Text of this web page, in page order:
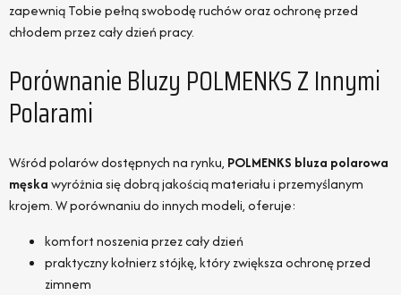
zapewnią Tobie pełną swobodę ruchów oraz ochronę przed
chłodem przez cały dzień pracy.
Porównanie Bluzy POLMENKS Z Innymi
Polarami
Wśród polarów dostępnych na rynku, POLMENKS bluza polarowa
męskawyróżnia się dobrą jakością materiału i przemyślanym
krojem. W porównaniu do innych modeli, oferuje:
komfort noszenia przez cały dzień
praktyczny kołnierz stójkę, który zwiększa ochronę przed
zimnem